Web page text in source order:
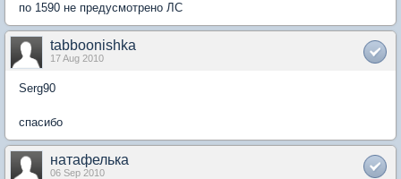
по 1590 не предусмотрено ЛС
tabboonishka
17 Aug 2010
Serg90
спасибо
натафелька
06 Sep 2010